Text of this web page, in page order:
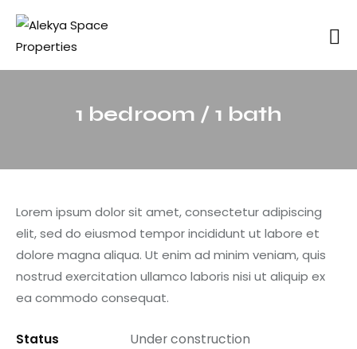
1 bedroom / 1 bath
Lorem ipsum dolor sit amet, consectetur adipiscing
elit, sed do eiusmod tempor incididunt ut labore et
dolore magna aliqua. Ut enim ad minim veniam, quis
nostrud exercitation ullamco laboris nisi ut aliquip ex
ea commodo consequat.
Status
Under construction